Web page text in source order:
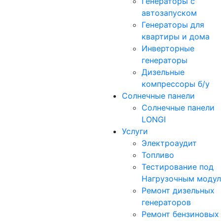
автозапуском
Генераторы для
квартиры и дома
Инверторные
генераторы
Дизельные
компрессоры б/у
Солнечные панели
Солнечные панели
LONGI
Услуги
Электроаудит
Топливо
Тестирование под
Нагрузочным
Ремонт дизельных
генераторов
Ремонт бензиновых